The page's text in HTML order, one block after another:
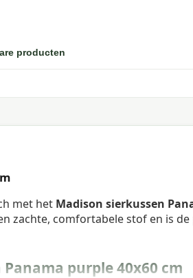
producten
met het Madison sierkussen
zachte, comfortabele stof en is
purple 40x60 cm